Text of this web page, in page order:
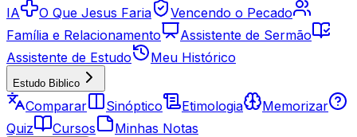
IA
O Que Jesus Faria
Vencendo o Pecado
Família e Relacionamento
Assistente de Sermão
Assistente de Estudo
Meu Histórico
Estudo Biblico
Comparar Sinóptico Etimologia
Memorizar
Quiz
Cursos Minhas Notas